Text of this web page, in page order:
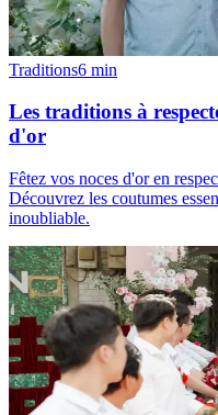
Traditions6 min
Les traditions à
d'or
Fêtez vos noces d'or en
Découvrez les coutumes
inoubliable.